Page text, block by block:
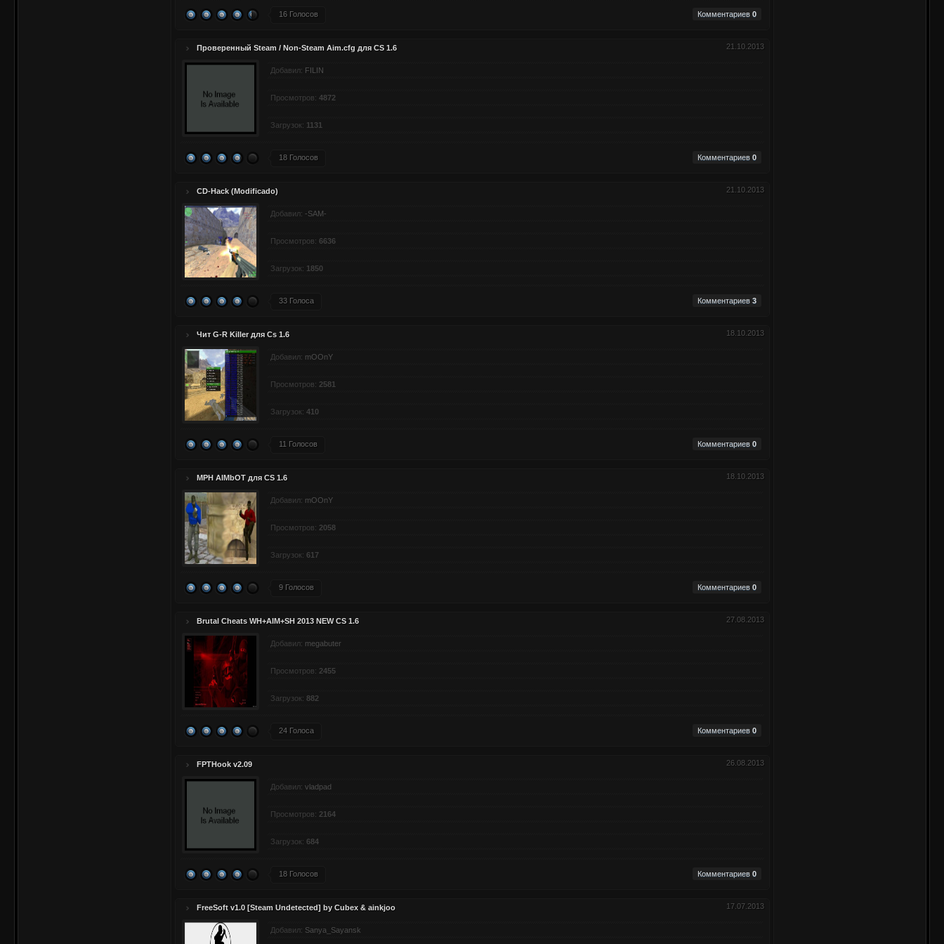
Комментариев 0
16 Голосов
21.10.2013
Проверенный Steam / Non-Steam Aim.cfg для CS 1.6
Добавил: FILIN
Просмотров: 4872
Загрузок: 1131
Комментариев 0
18 Голосов
21.10.2013
CD-Hack (Modificado)
Добавил: -SAM-
Просмотров: 6636
Загрузок: 1850
Комментариев 3
33 Голоса
18.10.2013
Чит G-R Killer для Cs 1.6
Добавил: mOOnY
Просмотров: 2581
Загрузок: 410
Комментариев 0
11 Голосов
18.10.2013
MPH AIMbOT для CS 1.6
Добавил: mOOnY
Просмотров: 2058
Загрузок: 617
Комментариев 0
9 Голосов
27.08.2013
Brutal Cheats WH+AIM+SH 2013 NEW CS 1.6
Добавил: megabuter
Просмотров: 2455
Загрузок: 882
Комментариев 0
24 Голоса
26.08.2013
FPTHook v2.09
Добавил: vladpad
Просмотров: 2164
Загрузок: 684
Комментариев 0
18 Голосов
17.07.2013
FreeSoft v1.0 [Steam Undetected] by Cubex & ainkjoo
Добавил: Sanya_Sayansk